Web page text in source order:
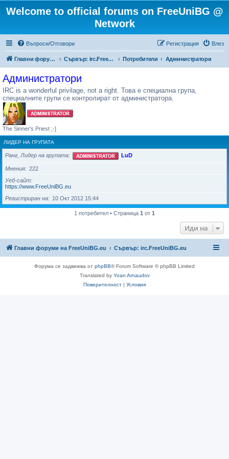
Welcome to official forums on FreeUniBG @
Network
Въпроси/Отговори Влез
Регистрация
Главни форуми на FreeUniBG.eu Сървър: irc.FreeUniBG.eu Потребители Администратори
Администратори
IRC is a wonderful privilage, not a right. Това е специална група,
специалните групи се контролират от администратора.
The Sinner's Priest ;-]
ЛИДЕР НА ГРУПАТА
Ранг, Лидер на групата LuD
Мнения
222
Уеб-сайт
https://www.FreeUniBG.eu
Регистриран на
10 Окт 2012 15:44
1 потребител • Страница 1 от 1
Иди на
Главни форуми на FreeUniBG.eu Сървър: irc.FreeUniBG.eu
Форума се задвижва от phpBB® Forum Software © phpBB Limited
Translated by Yoan Arnaudov
Поверителност | Условия